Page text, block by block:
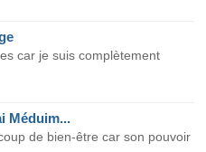
car je suis complètement
Méduim...
de bien-être car son pouvoir